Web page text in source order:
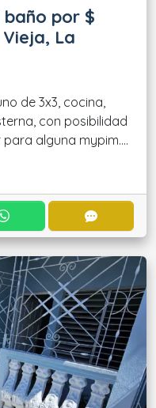
baño por $
La
de 3x3, cocina,
con posibilidad
alguna mypim....
CONTACTAR POR